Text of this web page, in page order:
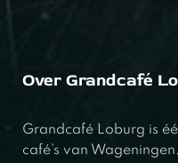
Over Grandcafé
Grandcafé Loburg is
café’s van